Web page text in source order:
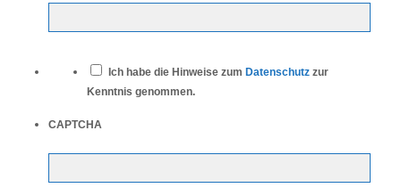
Ich habe die Hinweise zum Datenschutzzur
Kenntnis genommen.
CAPTCHA